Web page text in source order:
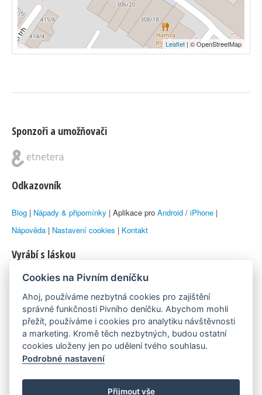
Leaflet | © OpenStreetMap
Sponzoři a umožňovači
Odkazovník
Blog | Nápady & připomínky | Aplikace pro Android / iPhone |
Nápověda | Nastavení cookies | Kontakt
Vyrábí s láskou
© 2010–2026 byLukáš Zemanaka Emka
Máme rádi
Pivní.info
Poznámka pod čarou
Pivní deníček je nezávislý zdroj, který není spjat s žádným
Cookies na Pivním deníčku
Ahoj, používáme nezbytná cookies pro zajištění
správné funkčnosti Pivního deníčku. Abychom mohli
přežít, používáme i cookies pro analytiku návštěvnosti
a marketing. Kromě těch nezbytných, budou ostatní
cookies uloženy jen po udělení tvého souhlasu.
Podrobné nastavení
Přijmout vše